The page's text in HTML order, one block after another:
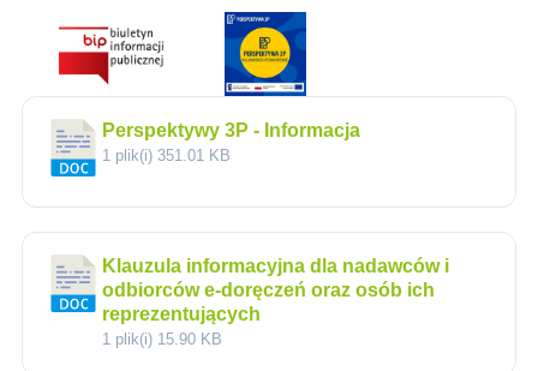
Perspektywy 3P - Informacja
1 plik(i) 351.01 KB
Klauzula informacyjna dla nadawców i
odbiorców e-doręczeń oraz osób ich
reprezentujących
1 plik(i) 15.90 KB